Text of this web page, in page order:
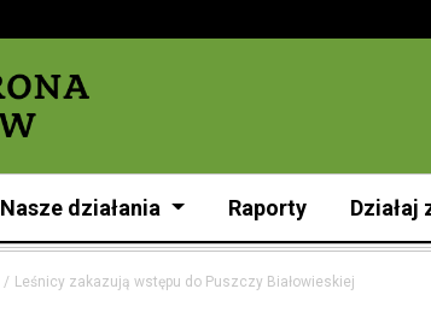
Nasze działania Raporty Działaj
Leśnicy zakazują wstępu do Puszczy Białowieskiej